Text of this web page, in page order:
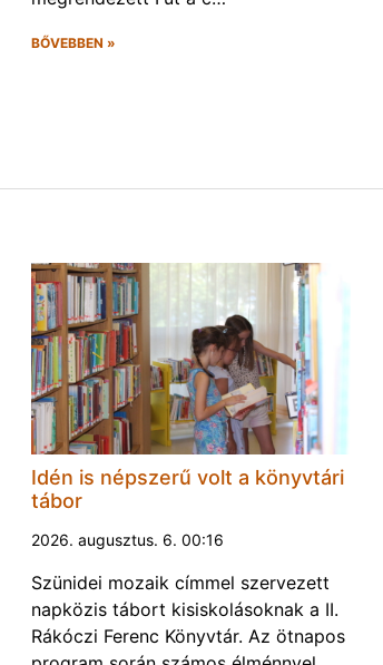
BŐVEBBEN »
Idén is népszerű volt a könyvtári
tábor
2026. augusztus. 6. 00:16
Szünidei mozaik címmel szervezett
napközis tábort kisiskolásoknak a II.
Rákóczi Ferenc Könyvtár. Az ötnapos